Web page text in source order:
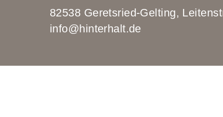
82538 Geretsried-Gelting,
info@hinterhalt.de